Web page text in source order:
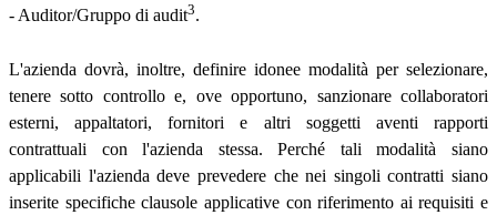
- Auditor/Gruppo di audit3.
L'azienda dovrà, inoltre, definire idonee modalità per selezionare,
tenere sotto controllo e, ove opportuno, sanzionare collaboratori
esterni, appaltatori, fornitori e altri soggetti aventi rapporti
contrattuali con l'azienda stessa. Perché tali modalità siano
applicabili l'azienda deve prevedere che nei singoli contratti siano
inserite specifiche clausole applicative con riferimento ai requisiti e